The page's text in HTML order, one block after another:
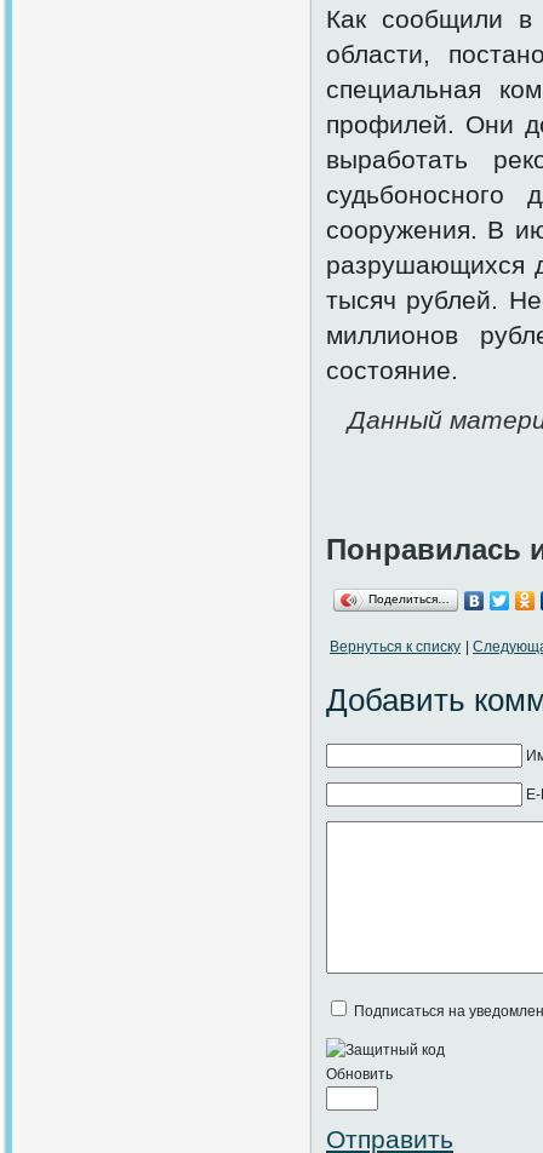
Как сообщили в
области,
специальная
профилей. Они
выработать
судьбоносного
сооружения. В
разрушающихся
тысяч рублей.
миллионов
состояние.
Данный
Понравилась
Поделиться…
Вернуться к списку
Добавить
Подписаться на
Обновить
Отправить